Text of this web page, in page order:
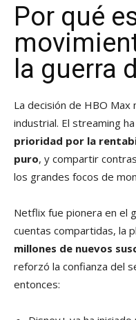
Por qué
la guerra
La decisión de HBO
industrial. El streaming
prioridad por la
puro, y compartir
los grandes focos de
Netflix fue pionera en el
cuentas compartidas, la
millones de nuevos
reforzó la confianza del
entonces: